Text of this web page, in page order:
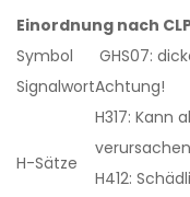
Einordnung nach
Symbol
GHS07:
SignalwortAchtung!
H-Sätze
H317: Kann
H412: